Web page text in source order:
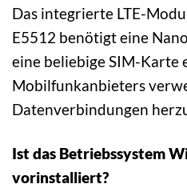
Das integrierte LTE-
E5512 benötigt eine
eine beliebige SIM-Karte
Mobilfunkanbieters
Datenverbindungen
Ist das Betriebssystem
vorinstalliert?